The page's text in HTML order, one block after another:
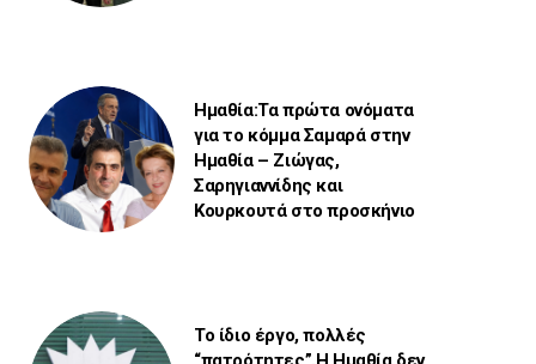
Ημαθία:Τα πρώτα ονόματα
για το κόμμα Σαμαρά στην
Ημαθία – Ζιώγας,
Σαρηγιαννίδης και
Κουρκουτά στο προσκήνιο
Το ίδιο έργο, πολλές